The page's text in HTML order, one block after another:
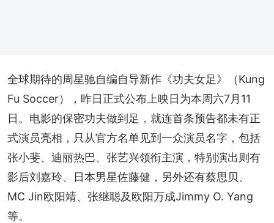
全球期待的周星驰自编自导新作《功夫女足》（Kung
Fu Soccer），昨日正式公布上映日为本周六7月11
日。电影的保密功夫做到足，就连首条预告都未有正
式演员亮相，只从官方名单见到一众演员名字，包括
张小斐、迪丽热巴、张艺兴领衔主演，特别演出则有
影后刘嘉玲、日本男星佐藤健，另外还有蔡思贝、
MC Jin欧阳靖、张继聪及欧阳万成Jimmy O. Yang
等。